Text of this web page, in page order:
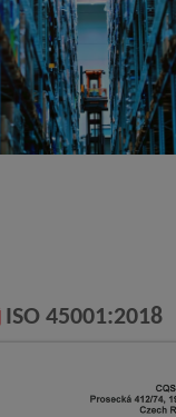
ISO 45001:2018